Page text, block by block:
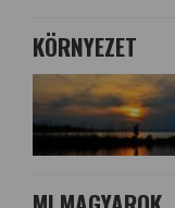
KÖRNYEZET